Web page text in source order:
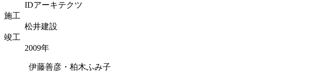
IDアーキテクツ
施工
松井建設
竣工
2009年
伊藤善彦・柏木ふみ子